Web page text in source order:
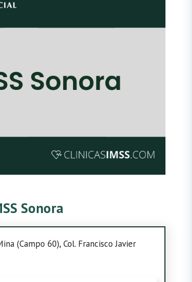
Sonora
(Campo 60), Col. Francisco Javier